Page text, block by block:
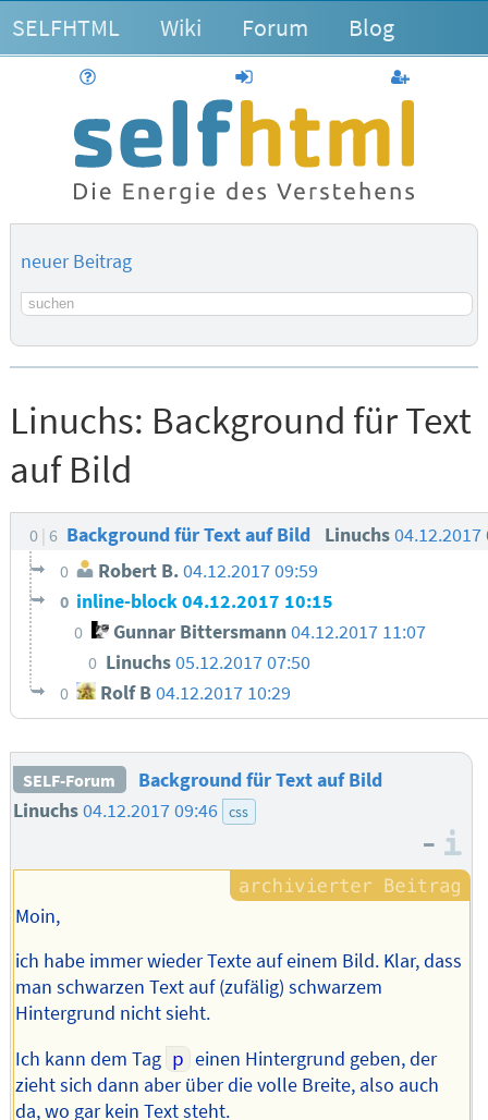
SELFHTML Wiki Forum Blog
anmelden
neuer Beitrag
Suchbegriff
Linuchs: Background für Text
auf Bild
0 6 Background für Text auf Bild Linuchs
0 Robert B.04.12.2017 09:59
0 inline-block04.12.2017 10:15
0 Gunnar Bittersmann 04.12.2017 11:07
0 Linuchs05.12.2017 07:50
0 Rolf B04.12.2017 10:29
SELF-Forum
Background für Text auf Bild
Linuchs04.12.2017 09:46 css
–
Moin,
ich habe immer wieder Texte auf einem Bild. Klar, dass
man schwarzen Text auf (zufälig) schwarzem
Hintergrund nicht sieht.
Ich kann dem Tag p einen Hintergrund geben, der
zieht sich dann aber über die volle Breite, also auch
da, wo gar kein Text steht.